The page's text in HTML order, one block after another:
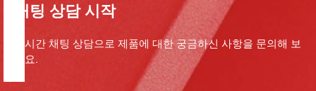
채팅 상담 시작
실시간 채팅 상담으로 제품에 대한 궁금하신 사항을 문의해 보
세요.